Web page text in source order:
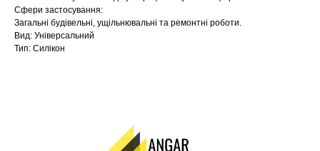
Сфери застосування:
Загальні будівельні, ущільнювальні та ремонтні роботи.
Вид: Універсальний
Тип: Силікон